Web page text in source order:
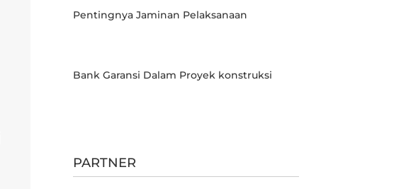
Pentingnya Jaminan Pelaksanaan
Bank Garansi Dalam Proyek konstruksi
PARTNER